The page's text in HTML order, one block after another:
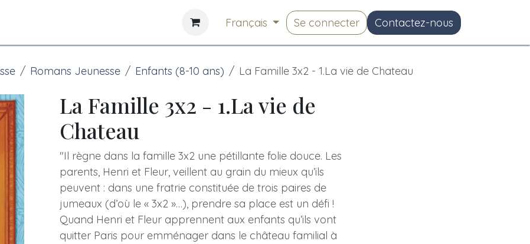
Français Se connecter Contactez-nous
Romans Jeunesse Enfants (8-10 ans) La Famille 3x2 - 1.La vie de Chateau
La Famille 3x2 - 1.La vie de
Chateau
"Il règne dans la famille 3x2 une pétillante folie douce. Les
parents, Henri et Fleur, veillent au grain du mieux qu’ils
peuvent : dans une fratrie constituée de trois paires de
jumeaux (d’où le « 3x2 »…), prendre sa place est un défi !
Quand Henri et Fleur apprennent aux enfants qu’ils vont
quitter Paris pour emménager dans le château familial à